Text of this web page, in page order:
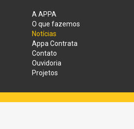
A APPA
O que fazemos
Notícias
Appa Contrata
Contato
Ouvidoria
Projetos